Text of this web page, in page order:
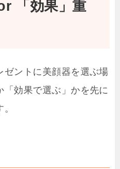
「効果」重
ゼントに美顔器を選ぶ場
効果で選ぶ」かを先に